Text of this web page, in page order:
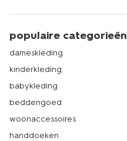
populaire categorieën
dameskleding
kinderkleding
babykleding
beddengoed
woonaccessoires
handdoeken